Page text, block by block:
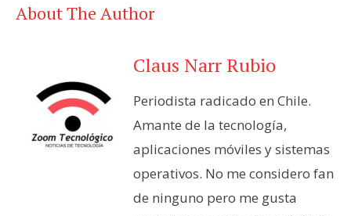
About The Author
Claus Narr Rubio
Periodista radicado en Chile.
Amante de la tecnología,
aplicaciones móviles y sistemas
operativos. No me considero fan
de ninguno pero me gusta